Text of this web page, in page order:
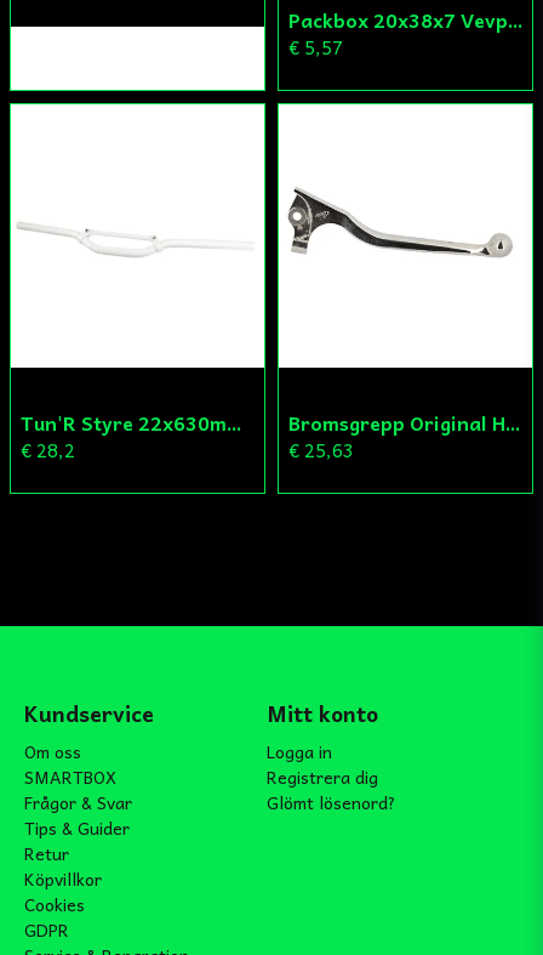
Packbox 20x38x7 Vevparti Derbi (original)
€ 5,57
Tun'R Styre 22x630mm Vit
€ 28,2
Bromsgrepp Original Hö Peugeot Ludix/Speedfight/Vivacity
€ 25,63
Kundservice
Om oss
SMARTBOX
Frågor & Svar
Tips & Guider
Retur
Köpvillkor
Cookies
GDPR
Mitt konto
Logga in
Registrera dig
Glömt lösenord?